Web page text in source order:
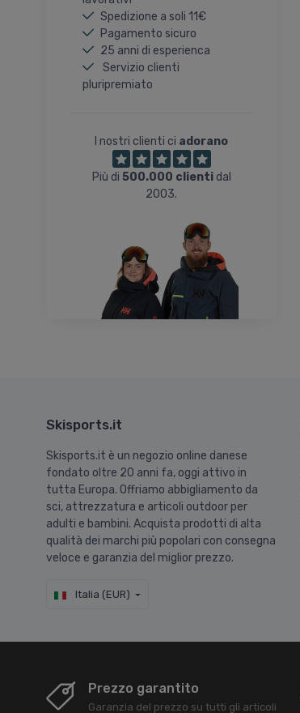
Spedizione a soli 11€
Pagamento sicuro
25 anni di esperienca
Servizio clienti
pluripremiato
I nostri clienti ci adorano
Più di 500.000 clientidal
2003.
Skisports.it
Skisports.it è un negozio online danese
fondato oltre 20 anni fa, oggi attivo in
tutta Europa. Offriamo abbigliamento da
sci, attrezzatura e articoli outdoor per
adulti e bambini. Acquista prodotti di alta
qualità dei marchi più popolari con consegna
veloce e garanzia del miglior prezzo.
Italia (EUR)
Prezzo garantito
Garanzia del prezzo su tutti gli articoli